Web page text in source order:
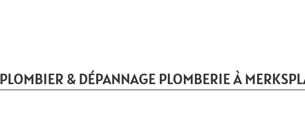
PLOMBIER & DÉPANNAGE PLOMBERIE À